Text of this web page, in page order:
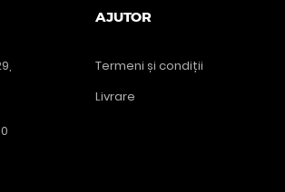
AJUTOR
Termeni și condiții
Livrare